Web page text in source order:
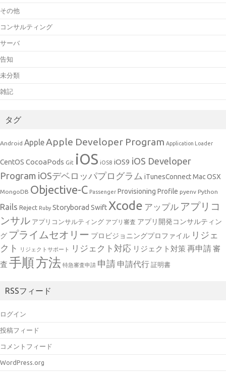
その他
コンサルティング
サーバ
告知
未分類
雑記
タグ
Android AppleApple Developer Program Application Loader
CentOS CocoaPods Git iOS iOS8 iOS9 iOS Developer
Program iOSデベロッパプログラム iTunesConnectMac OSX
MongoDB Objective-C Passenger Provisioning Profile pyenv Python
Rails Reject Ruby Storyborad Swift Xcode アップル アプリコ
ンサル アプリコンサルティング アプリ審査 アプリ開発コンサルティン
グ プライムセオリー プロビジョニングプロファイル リジェ
クト
リジェクトサポート リジェクト対応 リジェクト対策再申請審
査 手順方法 特急審査申請 申請 申請代行 証明書
RSSフィード
ログイン
投稿フィード
コメントフィード
WordPress.org